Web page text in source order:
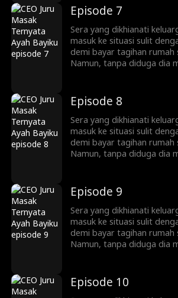
direncanakan. Sera yang
putranya setelah dikirim ke
enam tahun pun membuka
akhirnya mempertemukan
Malik. Akankah Malik bisa
sebagai wanita yang
Episode 7
Sera yang dikhianati
masuk ke situasi sulit
demi bayar tagihan rumah
Namun, tanpa diduga dia
direncanakan. Sera yang
putranya setelah dikirim ke
enam tahun pun membuka
akhirnya mempertemukan
Malik. Akankah Malik bisa
sebagai wanita yang
Episode 8
Sera yang dikhianati
masuk ke situasi sulit
demi bayar tagihan rumah
Namun, tanpa diduga dia
direncanakan. Sera yang
putranya setelah dikirim ke
enam tahun pun membuka
akhirnya mempertemukan
Malik. Akankah Malik bisa
sebagai wanita yang
Episode 9
Sera yang dikhianati
masuk ke situasi sulit
demi bayar tagihan rumah
Namun, tanpa diduga dia
direncanakan. Sera yang
putranya setelah dikirim ke
Episode 10